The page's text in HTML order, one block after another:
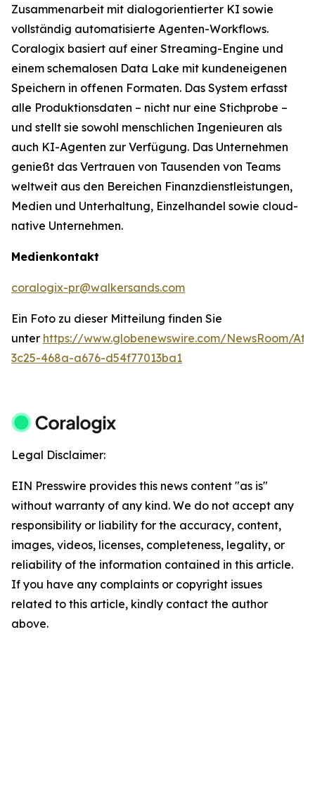
Zusammenarbeit mit dialogorientierter KI sowie
vollständig automatisierte Agenten-Workflows.
Coralogix basiert auf einer Streaming-Engine und
einem schemalosen Data Lake mit kundeneigenen
Speichern in offenen Formaten. Das System erfasst
alle Produktionsdaten – nicht nur eine Stichprobe –
und stellt sie sowohl menschlichen Ingenieuren als
auch KI-Agenten zur Verfügung. Das Unternehmen
genießt das Vertrauen von Tausenden von Teams
weltweit aus den Bereichen Finanzdienstleistungen,
Medien und Unterhaltung, Einzelhandel sowie cloud-
native Unternehmen.
Medienkontakt
coralogix-pr@walkersands.com
Ein Foto zu dieser Mitteilung finden Sie
unter https://www.globenewswire.com/NewsRoom/
3c25-468a-a676-d54f77013ba1
Legal Disclaimer:
EIN Presswire provides this news content "as is"
without warranty of any kind. We do not accept any
responsibility or liability for the accuracy, content,
images, videos, licenses, completeness, legality, or
reliability of the information contained in this article.
If you have any complaints or copyright issues
related to this article, kindly contact the author
above.